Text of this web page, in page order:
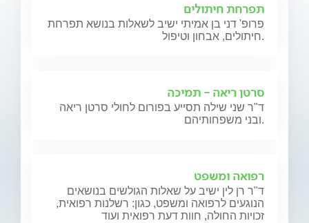
תפרחת חיתולים
פרופ' דני בן אמיתי ישיב לשאלות בנושא תפרחת
חיתולים, אבחון וטיפול.
סרטן ריאה - תמיכה
ד"ר שני שילה תסייע בפורום לחולי סרטן ריאה
ובני משפחותיהם.
רפואה ומשפט
ד"ר רן לין ישיב על שאלות הגולשים בנושאים
הנוגעים לרפואה ומשפט, כגון: רשלנות רפואית,
זכויות החולה, חוות דעת רפואית ועוד